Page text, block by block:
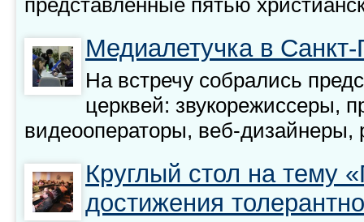
представленные пятью
Медиалетучка в Санкт-
На встречу собрались
церквей: звукорежиссеры,
видеооператоры, веб-дизайнеры,
Круглый стол на тему
достижения